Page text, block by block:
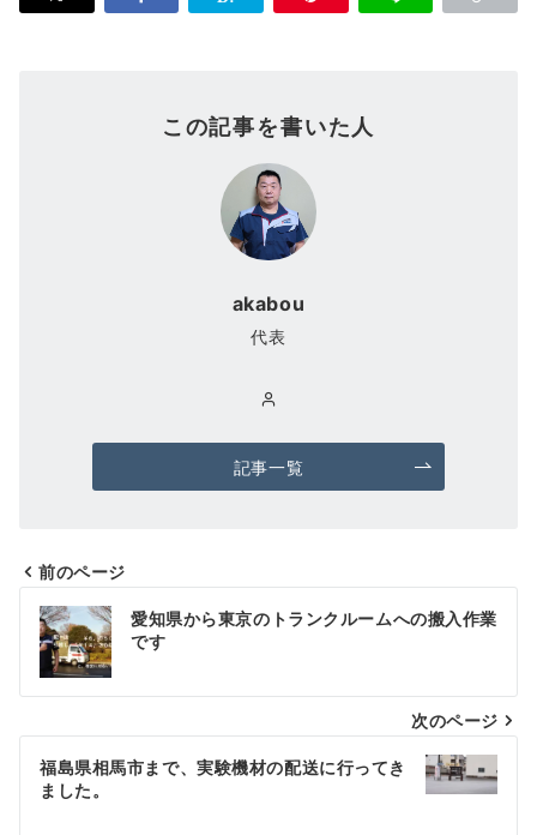
この記事を書いた人
akabou
代表
記事一覧
投
稿
ナ
ビ
ゲ
前のページ
愛知県から東京のトランクルームへの搬入作業
です
次のページ
福島県相馬市まで、実験機材の配送に行ってき
ました。